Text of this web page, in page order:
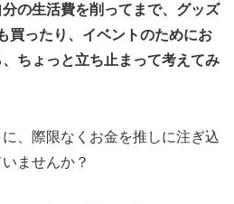
の生活費を削ってまで、グッズ
買ったり、イベントのためにお
ちょっと立ち止まって考えてみ
、際限なくお金を推しに注ぎ込
ませんか？